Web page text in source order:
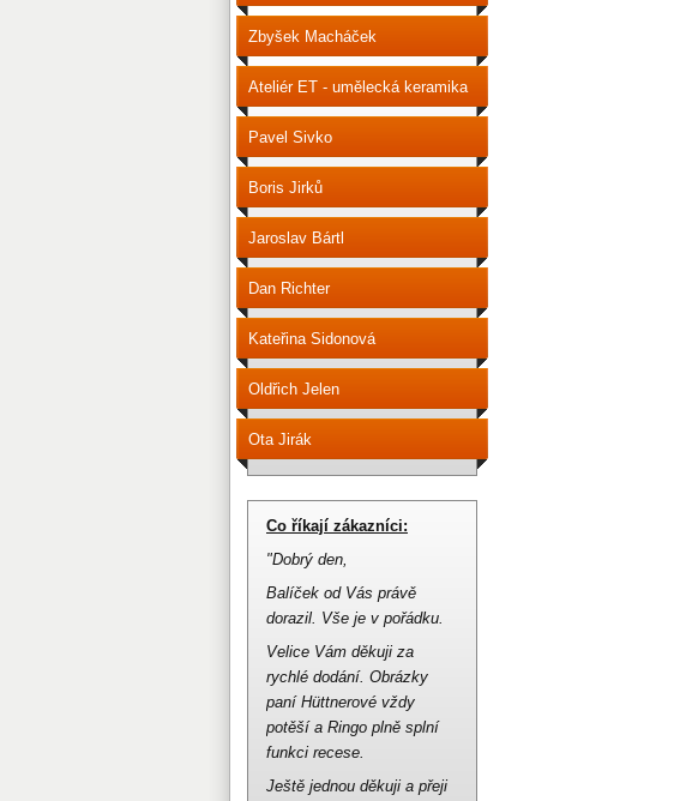
Zbyšek Macháček
Ateliér ET - umělecká keramika
Pavel Sivko
Boris Jirků
Jaroslav Bártl
Dan Richter
Kateřina Sidonová
Oldřich Jelen
Ota Jirák
Co říkají zákazníci:
"Dobrý den,
Balíček od Vás právě
dorazil. Vše je v pořádku.
Velice Vám děkuji za
rychlé dodání. Obrázky
paní Hüttnerové vždy
potěší a Ringo plně splní
funkci recese.
Ještě jednou děkuji a přeji